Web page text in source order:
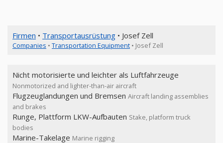
Firmen • Transportausrüstung • Josef Zell
Companies • Transportation Equipment • Josef Zell
Nicht motorisierte und leichter als Luftfahrzeuge
Nonmotorized and lighter-than-air aircraft
Flugzeuglandungen und Bremsen Aircraft landing assemblies
and brakes
Runge, Plattform LKW-Aufbauten Stake, platform truck
bodies
Marine-Takelage Marine rigging